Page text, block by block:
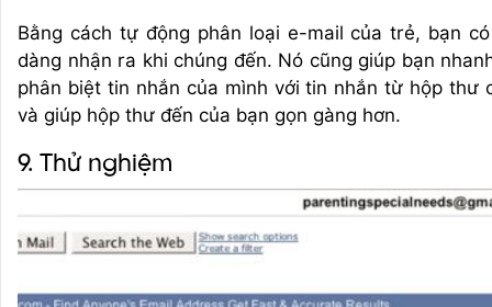
Bằng cách tự động phân loại e-mail của trẻ, bạn
dàng nhận ra khi chúng đến. Nó cũng giúp bạn
phân biệt tin nhắn của mình với tin nhắn từ hộp thư
và giúp hộp thư đến của bạn gọn gàng hơn.
9. Thử nghiệm